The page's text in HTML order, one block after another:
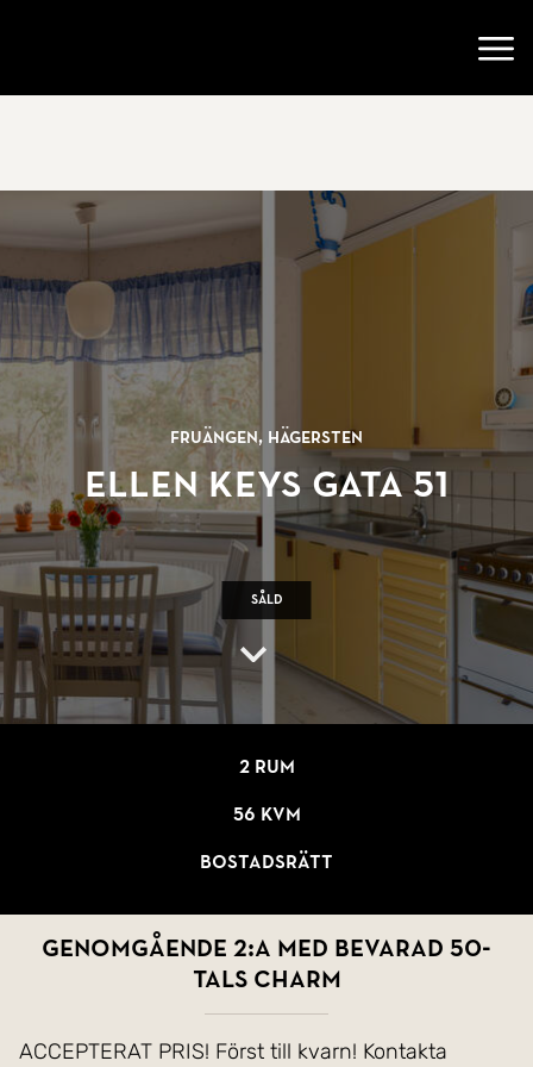
Fruängen, Hägersten
Ellen Keys Gata 51
Såld
2 rum
56 kvm
Bostadsrätt
Genomgående 2:a med bevarad 50-
tals charm
ACCEPTERAT PRIS! Först till kvarn! Kontakta